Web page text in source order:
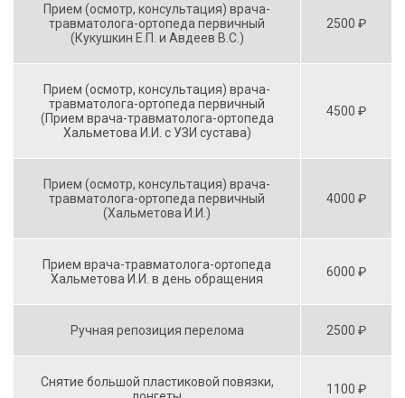
Прием (осмотр, консультация) врача-
травматолога-ортопеда первичный
(Кукушкин Е.П. и Авдеев В.С.)
2500 ₽
Прием (осмотр, консультация) врача-
травматолога-ортопеда первичный
(Прием врача-травматолога-ортопеда
Хальметова И.И. с УЗИ сустава)
4500 ₽
Прием (осмотр, консультация) врача-
травматолога-ортопеда первичный
(Хальметова И.И.)
4000 ₽
Прием врача-травматолога-ортопеда
Хальметова И.И. в день обращения
6000 ₽
Ручная репозиция перелома 2500 ₽
Снятие большой пластиковой повязки,
1100 ₽